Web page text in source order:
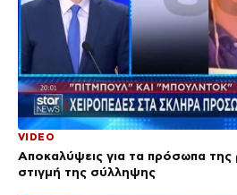
VIDEO
Αποκαλύψεις για τα πρόσωπα της
στιγμή της σύλληψης